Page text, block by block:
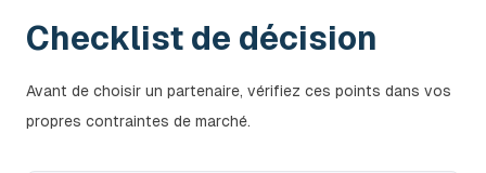
Checklist de décision
Avant de choisir un partenaire, vérifiez ces points dans vos
propres contraintes de marché.